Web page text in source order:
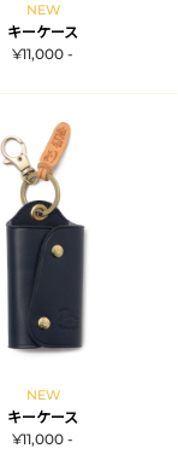
NEW
キーケース
¥11,000 -
NEW
キーケース
¥11,000 -